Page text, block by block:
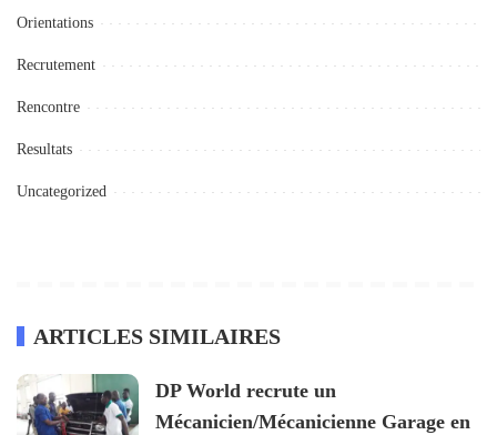
Orientations
Recrutement
Rencontre
Resultats
Uncategorized
ARTICLES SIMILAIRES
DP World recrute un
Mécanicien/Mécanicienne Garage en